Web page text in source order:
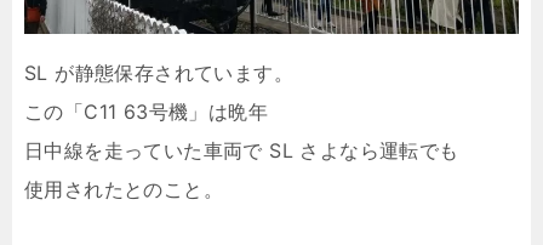
SL が静態保存されています。
この「C11 63号機」は晩年
日中線を走っていた車両で SL さよなら運転でも
使用されたとのこと。